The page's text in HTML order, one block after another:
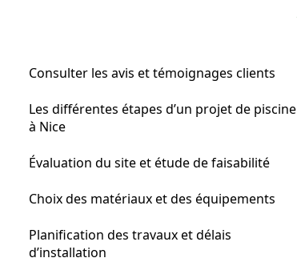
Consulter les avis et témoignages clients
Les différentes étapes d’un projet de piscine
à Nice
Évaluation du site et étude de faisabilité
Choix des matériaux et des équipements
Planification des travaux et délais
d’installation